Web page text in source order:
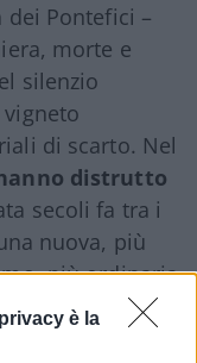
è la
Pontefici –
morte e
silenzio
di scarto. Nel
distrutto
secoli fa tra i
nuova, più
più ordinaria
giardino,